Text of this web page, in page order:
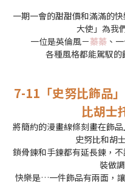
一期一會的甜甜價和滿滿的
大使」為我
一位是英倫風－蓁蓁、
各種風格都能駕馭
7-11「史努比飾品
比胡士
將簡約的漫畫線條刻畫在飾
史努比和胡
鎖骨鍊和手鍊都有延長鍊，
裝做
快樂是…一件飾品有兩面，